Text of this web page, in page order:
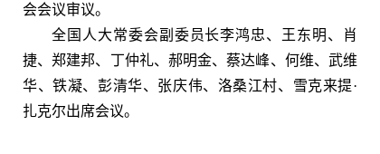
会会议审议。
全国人大常委会副委员长李鸿忠、王东明、肖
捷、郑建邦、丁仲礼、郝明金、蔡达峰、何维、武维
华、铁凝、彭清华、张庆伟、洛桑江村、雪克来提·
扎克尔出席会议。